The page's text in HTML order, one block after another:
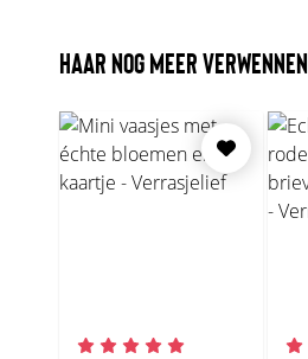
HAAR NOG MEER VERWENNEN